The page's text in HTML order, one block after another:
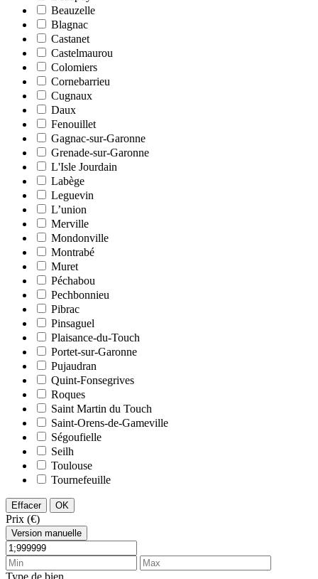
Beauzelle
Blagnac
Castanet
Castelmaurou
Colomiers
Cornebarrieu
Cugnaux
Daux
Fenouillet
Gagnac-sur-Garonne
Grenade-sur-Garonne
L'Isle Jourdain
Labège
Leguevin
L’union
Merville
Mondonville
Montrabé
Muret
Péchabou
Pechbonnieu
Pibrac
Pinsaguel
Plaisance-du-Touch
Portet-sur-Garonne
Pujaudran
Quint-Fonsegrives
Roques
Saint Martin du Touch
Saint-Orens-de-Gameville
Ségoufielle
Seilh
Toulouse
Tournefeuille
Effacer OK
Prix (€)
Version manuelle
Type de bien